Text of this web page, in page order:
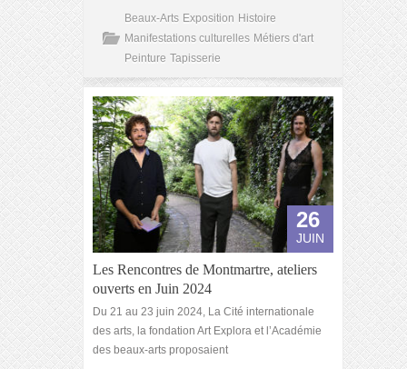
Beaux-Arts Exposition Histoire
Manifestations culturelles Métiers d'art
Peinture Tapisserie
26
JUIN
Les Rencontres de Montmartre, ateliers
ouverts en Juin 2024
Du 21 au 23 juin 2024, La Cité internationale
des arts, la fondation Art Explora et l’Académie
des beaux-arts proposaient